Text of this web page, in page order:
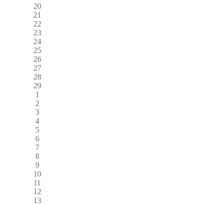
20
21
22
23
24
25
26
27
28
29
1
2
3
4
5
6
7
8
9
10
11
12
13